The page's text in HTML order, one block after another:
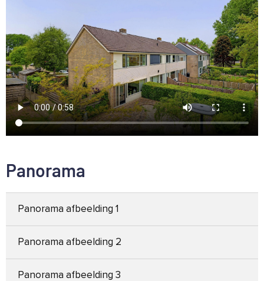
Panorama
Panorama afbeelding 1
Panorama afbeelding 2
Panorama afbeelding 3